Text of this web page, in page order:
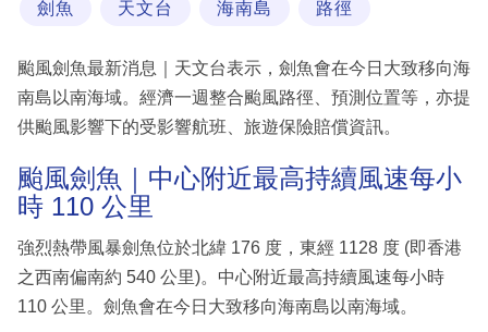
生
活
時
事
專
欄
訂
劍魚 天文台 海南島 路徑
颱風劍魚最新消息｜天文台表示，劍魚會在今日大致移向海
南島以南海域。經濟一週整合颱風路徑、預測位置等，亦提
供颱風影響下的受影響航班、旅遊保險賠償資訊。
颱風劍魚｜中心附近最高持續風速每小
時 110 公里
強烈熱帶風暴劍魚位於北緯 176 度，東經 1128 度 (即香港
之西南偏南約 540 公里)。中心附近最高持續風速每小時
110 公里。劍魚會在今日大致移向海南島以南海域。